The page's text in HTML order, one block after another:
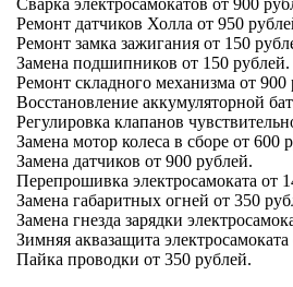
Сварка электросамокатов от 900
Ремонт датчиков Холла от 950
Ремонт замка зажигания от 150
Замена подшипников от 150 рублей.
Ремонт складного механизма от 900
Восстановление аккумуляторной
Регулировка клапанов
Замена мотор колеса в сборе от 600
Замена датчиков от 900 рублей.
Перепрошивка электросамоката от
Замена габаритных огней от 350
Замена гнезда зарядки
Зимняя аквазащита
Пайка проводки от 350 рублей.